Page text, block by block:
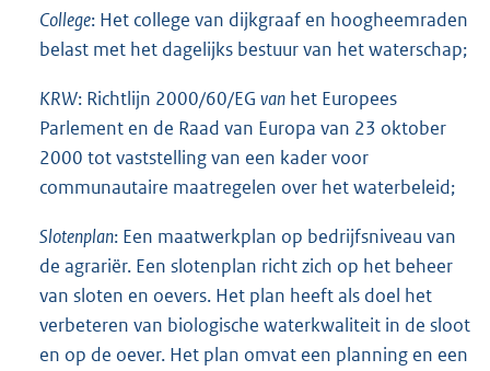
College: Het college van dijkgraaf en hoogheemraden
belast met het dagelijks bestuur van het waterschap;
KRW: Richtlijn 2000/60/EG van het Europees
Parlement en de Raad van Europa van 23 oktober
2000 tot vaststelling van een kader voor
communautaire maatregelen over het waterbeleid;
Slotenplan: Een maatwerkplan op bedrijfsniveau van
de agrariër. Een slotenplan richt zich op het beheer
van sloten en oevers. Het plan heeft als doel het
verbeteren van biologische waterkwaliteit in de sloot
en op de oever. Het plan omvat een planning en een